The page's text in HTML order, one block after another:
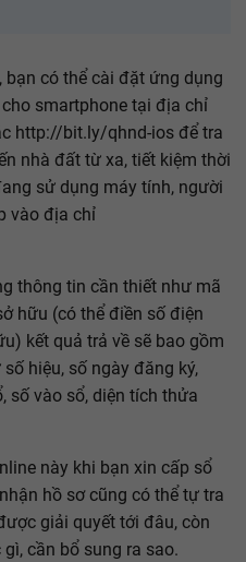
bạn có thể cài đặt ứng dụng
smartphone tại địa chỉ
http://bit.ly/qhnd-ios để tra
nhà đất từ xa, tiết kiệm thời
sử dụng máy tính, người
vào địa chỉ
thông tin cần thiết như mã
hữu (có thể điền số điện
kết quả trả về sẽ bao gồm
hiệu, số ngày đăng ký,
số vào sổ, diện tích thửa
này khi bạn xin cấp sổ
hồ sơ cũng có thể tự tra
giải quyết tới đâu, còn
cần bổ sung ra sao.